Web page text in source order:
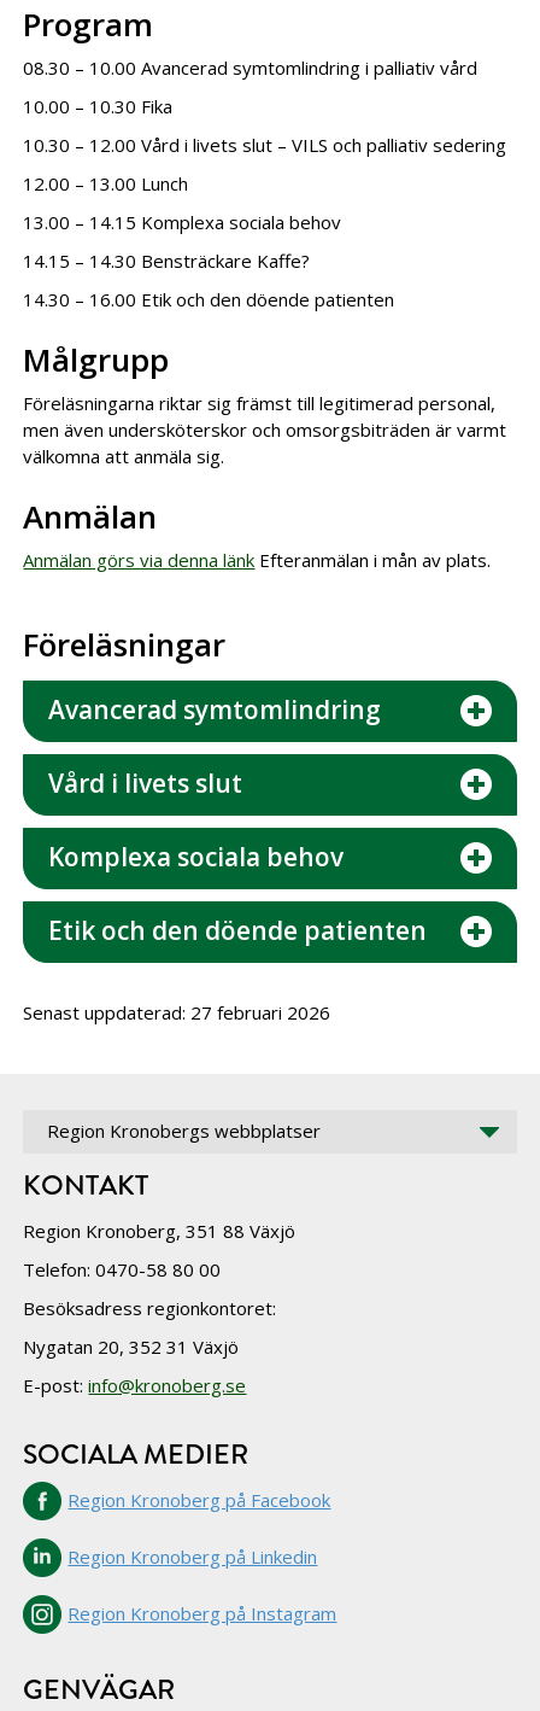
Program
08.30 – 10.00 Avancerad symtomlindring i palliativ vård
10.00 – 10.30 Fika
10.30 – 12.00 Vård i livets slut – VILS och palliativ sedering
12.00 – 13.00 Lunch
13.00 – 14.15 Komplexa sociala behov
14.15 – 14.30 Bensträckare Kaffe?
14.30 – 16.00 Etik och den döende patienten
Målgrupp
Föreläsningarna riktar sig främst till legitimerad personal,
men även undersköterskor och omsorgsbiträden är varmt
välkomna att anmäla sig.
Anmälan
Anmälan görs via denna länk Efteranmälan i mån av plats.
Föreläsningar
Avancerad symtomlindring
Vård i livets slut
Komplexa sociala behov
Etik och den döende patienten
Senast uppdaterad: 27 februari 2026
Region Kronobergs webbplatser
KONTAKT
Region Kronoberg, 351 88 Växjö
Telefon: 0470-58 80 00
Besöksadress regionkontoret:
Nygatan 20, 352 31 Växjö
E-post:info@kronoberg.se
SOCIALA MEDIER
Region Kronoberg på Facebook
Region Kronoberg på Linkedin
Region Kronoberg på Instagram
GENVÄGAR